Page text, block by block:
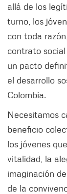
allá de los
turno, los
con toda
contrato
un pacto
el desarrollo
Colombia.
Necesitamos
beneficio
los jóvenes
vitalidad, la
imaginación
de la